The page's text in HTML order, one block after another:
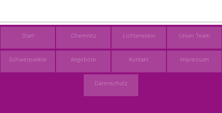
Start Chemnitz Lichtenstein Unser Team
Schwerpunkte Angebote Kontakt Impressum
Datenschutz